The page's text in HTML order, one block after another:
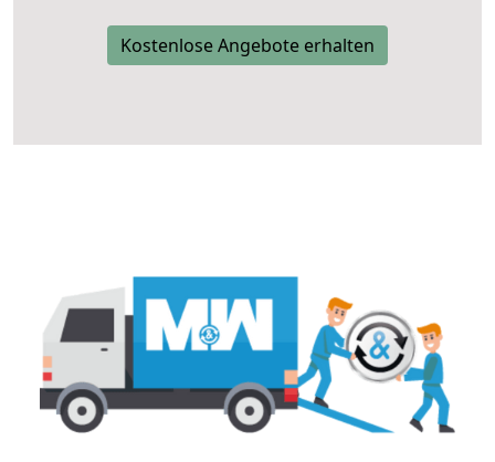
Kostenlose Angebote erhalten